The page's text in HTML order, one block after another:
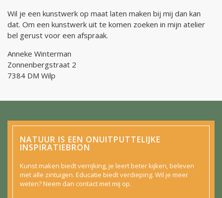
Wil je een kunstwerk op maat laten maken bij mij dan kan
dat. Om een kunstwerk uit te komen zoeken in mijn atelier
bel gerust voor een afspraak.
Anneke Winterman
Zonnenbergstraat 2
7384 DM Wilp
NATUUR IS EEN ONUITPUTTELIJKE
INSPIRATIEBRON
Kunst maken biedt verrijking, je leert beter kijken, beleven
met alle zintuigen. Educatie biedt verdieping. Wil je meer
weten? Neem dan contact met mij op.